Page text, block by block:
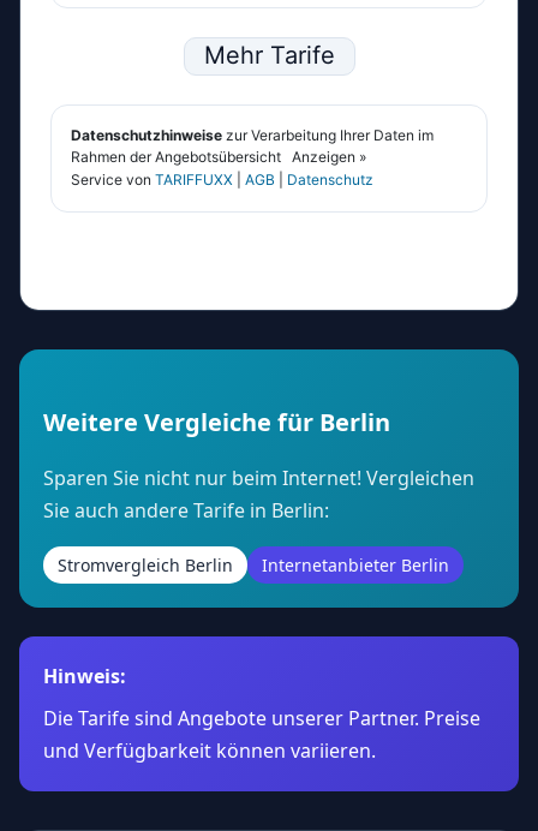
Weitere Vergleiche für Berlin
Sparen Sie nicht nur beim Internet! Vergleichen
Sie auch andere Tarife in Berlin:
Stromvergleich Berlin Internetanbieter Berlin
Hinweis:
Die Tarife sind Angebote unserer Partner. Preise
und Verfügbarkeit können variieren.